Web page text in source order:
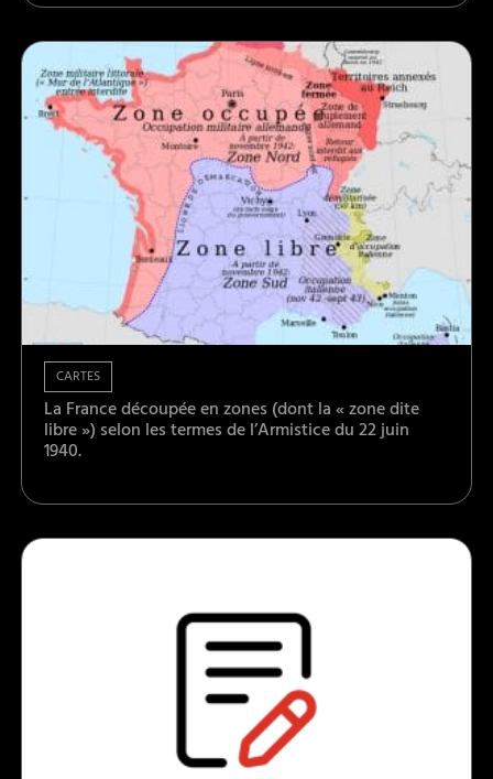
CARTES
La France découpée en zones (dont la « zone dite
libre ») selon les termes de l’Armistice du 22 juin
1940.